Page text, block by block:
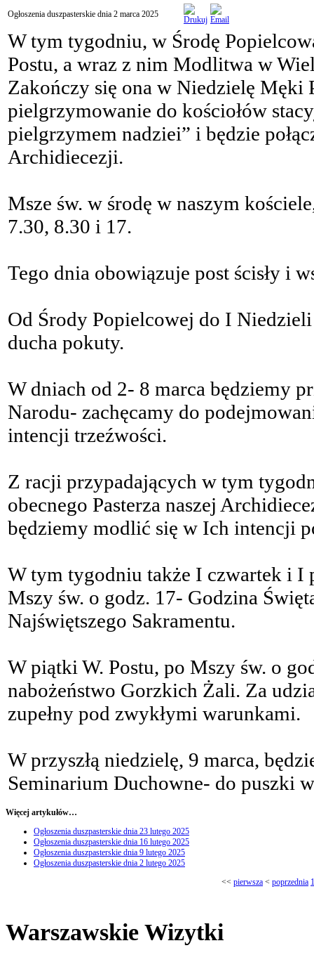
Ogłoszenia duszpasterskie dnia 2 marca 2025
W tym tygodniu, w Środę
Postu, a wraz z nim Modlitwa w
Zakończy się ona w Niedzielę
pielgrzymowanie do kościołów
pielgrzymem nadziei” i będzie
Archidiecezji.
Msze św. w środę w naszym
7.30, 8.30 i 17.
Tego dnia obowiązuje post ścisły i
Od Środy Popielcowej do I
ducha pokuty.
W dniach od 2- 8 marca będziemy
Narodu- zachęcamy do
intencji trzeźwości.
Z racji przypadających w tym
obecnego Pasterza naszej
będziemy modlić się w Ich intencji
W tym tygodniu także I czwartek i I
Mszy św. o godz. 17- Godzina
Najświętszego Sakramentu.
W piątki W. Postu, po Mszy św. o
nabożeństwo Gorzkich Żali. Za
zupełny pod zwykłymi warunkami.
W przyszłą niedzielę, 9 marca,
Seminarium Duchowne- do puszki
Więcej artykułów…
Ogłoszenia duszpasterskie dnia 23 lutego 2025
Ogłoszenia duszpasterskie dnia 16 lutego 2025
Ogłoszenia duszpasterskie dnia 9 lutego 2025
Ogłoszenia duszpasterskie dnia 2 lutego 2025
<< pierwsza < poprzednia
Warszawskie Wizytki